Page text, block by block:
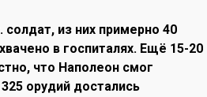
из них примерно 40
в госпиталях. Ещё 15-20
что Наполеон смог
орудий достались